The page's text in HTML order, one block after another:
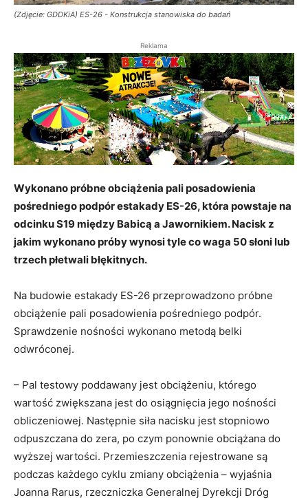
(Zdjęcie: GDDKiA) ES-26 - Konstrukcja stanowiska do badań
Reklama
Wykonano próbne obciążenia pali posadowienia
pośredniego podpór estakady ES-26, która powstaje na
odcinku S19 między Babicą a Jawornikiem. Nacisk z
jakim wykonano próby wynosi tyle co waga 50 słoni lub
trzech płetwali błękitnych.
Na budowie estakady ES-26 przeprowadzono próbne
obciążenie pali posadowienia pośredniego podpór.
Sprawdzenie nośności wykonano metodą belki
odwróconej.
– Pal testowy poddawany jest obciążeniu, którego
wartość zwiększana jest do osiągnięcia jego nośności
obliczeniowej. Następnie siła nacisku jest stopniowo
odpuszczana do zera, po czym ponownie obciążana do
wyższej wartości. Przemieszczenia rejestrowane są
podczas każdego cyklu zmiany obciążenia – wyjaśnia
Joanna Rarus, rzeczniczka Generalnej Dyrekcji Dróg